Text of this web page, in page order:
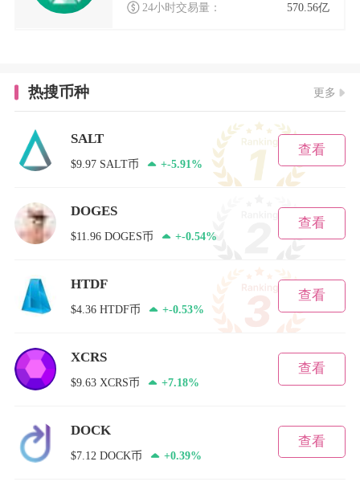
24小时交易量： 570.56亿
热搜币种 更多
SALT
$9.97 SALT币 +-5.91%
查看
DOGES
$11.96 DOGES币 +-0.54%
查看
HTDF
$4.36 HTDF币 +-0.53%
查看
XCRS
$9.63 XCRS币 +7.18%
查看
DOCK
$7.12 DOCK币 +0.39%
查看